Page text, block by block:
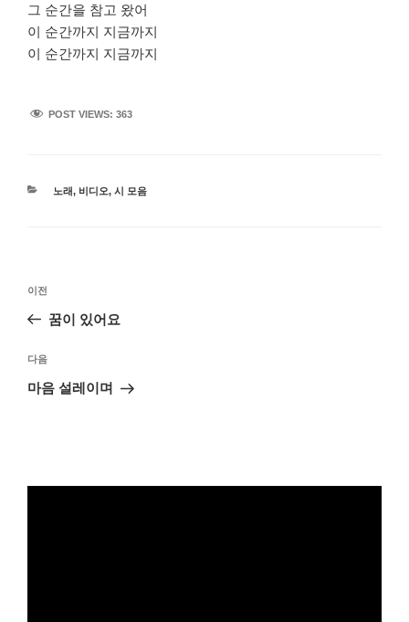
그 순간을 참고 왔어
이 순간까지 지금까지
이 순간까지 지금까지
POST VIEWS: 363
카
노래, 비디오, 시 모음
색
이
전
이전
꿈이 있어요
다
음
다음
마음 설레이며